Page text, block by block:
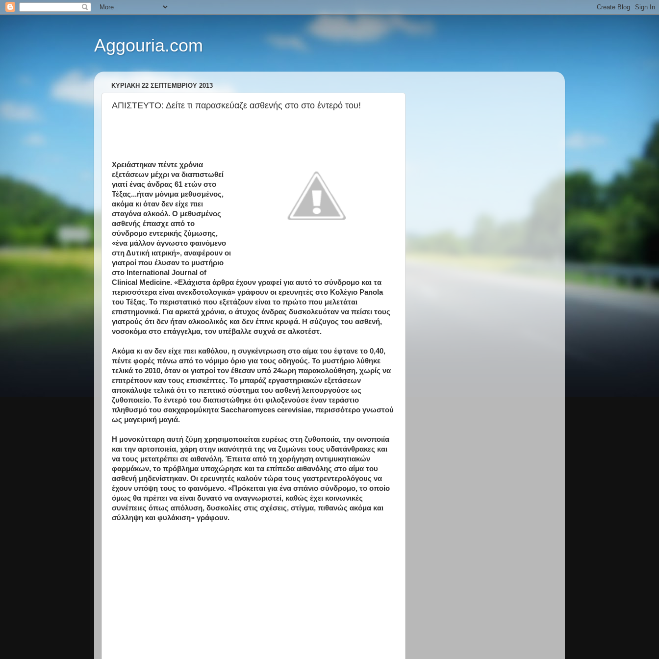
Aggouria.com
ΚΥΡΙΑΚΉ 22 ΣΕΠΤΕΜΒΡΊΟΥ 2013
ΑΠΙΣΤΕΥΤΟ: Δείτε τι παρασκεύαζε ασθενής στο στο έντερό του!
Χρειάστηκαν πέντε χρόνια
εξετάσεων μέχρι να διαπιστωθεί
γιατί ένας άνδρας 61 ετών στο
Τέξας...ήταν μόνιμα μεθυσμένος,
ακόμα κι όταν δεν είχε πιει
σταγόνα αλκοόλ. Ο μεθυσμένος
ασθενής έπασχε από το
σύνδρομο εντερικής ζύμωσης,
«ένα μάλλον άγνωστο φαινόμενο
στη Δυτική ιατρική», αναφέρουν οι
γιατροί που έλυσαν το μυστήριο
στο International Journal of
Clinical Medicine. «Ελάχιστα άρθρα έχουν γραφεί για αυτό το σύνδρομο και τα
περισσότερα είναι ανεκδοτολογικά» γράφουν οι ερευνητές στο Κολέγιο Panola
του Τέξας. Το περιστατικό που εξετάζουν είναι το πρώτο που μελετάται
επιστημονικά. Για αρκετά χρόνια, ο άτυχος άνδρας δυσκολευόταν να πείσει τους
γιατρούς ότι δεν ήταν αλκοολικός και δεν έπινε κρυφά. Η σύζυγος του ασθενή,
νοσοκόμα στο επάγγελμα, τον υπέβαλλε συχνά σε αλκοτέστ.
Ακόμα κι αν δεν είχε πιει καθόλου, η συγκέντρωση στο αίμα του έφτανε το 0,40,
πέντε φορές πάνω από το νόμιμο όριο για τους οδηγούς. Το μυστήριο λύθηκε
τελικά το 2010, όταν οι γιατροί τον έθεσαν υπό 24ωρη παρακολούθηση, χωρίς να
επιτρέπουν καν τους επισκέπτες. Το μπαράζ εργαστηριακών εξετάσεων
αποκάλυψε τελικά ότι το πεπτικό σύστημα του ασθενή λειτουργούσε ως
ζυθοποιείο. Το έντερό του διαπιστώθηκε ότι φιλοξενούσε έναν τεράστιο
πληθυσμό του σακχαρομύκητα Saccharomyces cerevisiae, περισσότερο γνωστού
ως μαγειρική μαγιά.
Η μονοκύτταρη αυτή ζύμη χρησιμοποιείται ευρέως στη ζυθοποιία, την οινοποιία
και την αρτοποιεία, χάρη στην ικανότητά της να ζυμώνει τους υδατάνθρακες και
να τους μετατρέπει σε αιθανόλη. Έπειτα από τη χορήγηση αντιμυκητιακών
φαρμάκων, το πρόβλημα υποχώρησε και τα επίπεδα αιθανόλης στο αίμα του
ασθενή μηδενίστηκαν. Οι ερευνητές καλούν τώρα τους γαστρεντερολόγους να
έχουν υπόψη τους το φαινόμενο. «Πρόκειται για ένα σπάνιο σύνδρομο, το οποίο
όμως θα πρέπει να είναι δυνατό να αναγνωριστεί, καθώς έχει κοινωνικές
συνέπειες όπως απόλυση, δυσκολίες στις σχέσεις, στίγμα, πιθανώς ακόμα και
σύλληψη και φυλάκιση» γράφουν.